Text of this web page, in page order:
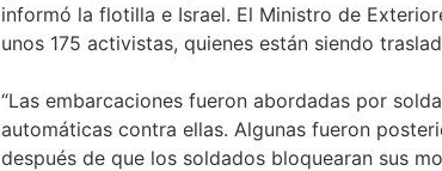
informó la flotilla e Israel. El Ministro de
unos 175 activistas, quienes están siendo
“Las embarcaciones fueron abordadas por
automáticas contra ellas. Algunas fueron
después de que los soldados bloquearan sus